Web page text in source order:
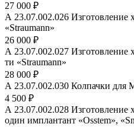
27 000 ₽
А 23.07.002.026 Изготовление
«Straumann»
26 000 ₽
А 23.07.002.027 Изготовление
ти «Straumann»
28 000 ₽
А 23.07.002.030 Колпачки для
4 500 ₽
А 23.07.002.028 Изготовление
один имплантант «Osstem»,